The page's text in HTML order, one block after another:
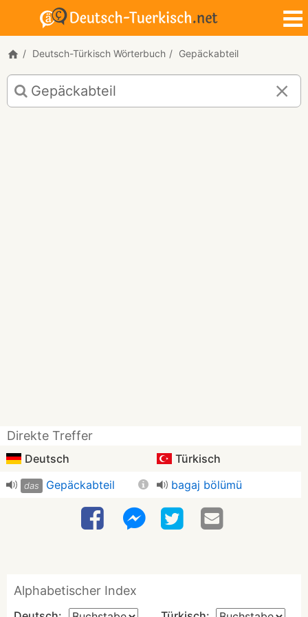
Deutsch-Türkisch Wörterbuch Gepäckabteil
Deutsch-
Türkisch
Übersetzung
Direkte Treffer
Deutsch Türkisch
das Gepäckabteil bagaj bölümü
Alphabetischer Index